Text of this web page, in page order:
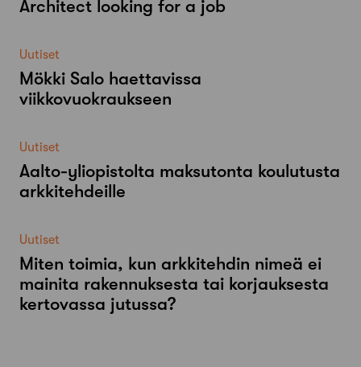
Architect looking for a job
Uutiset
Mökki Salo haettavissa
viikkovuokraukseen
Uutiset
Aalto-​yliopistolta maksutonta koulutusta
arkkitehdeille
Uutiset
Miten toimia, kun arkkitehdin nimeä ei
mainita rakennuksesta tai korjauksesta
kertovassa jutussa?